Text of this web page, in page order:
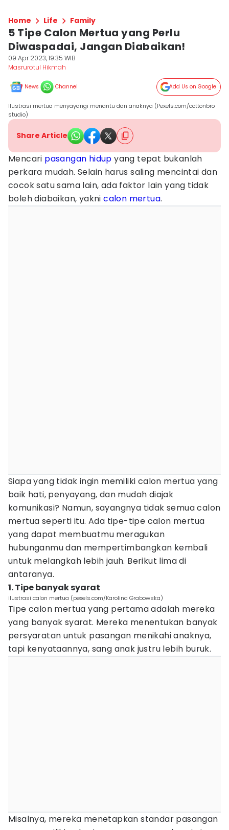
Home Life Family
5 Tipe Calon Mertua yang Perlu
Diwaspadai, Jangan Diabaikan!
09 Apr 2023, 19:35 WIB
Masrurotul Hikmah
News Channel Add Us on Google
Ilustrasi mertua menyayangi menantu dan anaknya (Pexels.com/cottonbro
studio)
Share Article
Mencari pasangan hidup yang tepat bukanlah
perkara mudah. Selain harus saling mencintai dan
cocok satu sama lain, ada faktor lain yang tidak
boleh diabaikan, yaknicalon mertua.
Siapa yang tidak ingin memiliki calon mertua yang
baik hati, penyayang, dan mudah diajak
komunikasi? Namun, sayangnya tidak semua calon
mertua seperti itu. Ada tipe-tipe calon mertua
yang dapat membuatmu meragukan
hubunganmu dan mempertimbangkan kembali
untuk melangkah lebih jauh. Berikut lima di
antaranya.
1. Tipe banyak syarat
ilustrasi calon mertua (pexels.com/Karolina Grabowska)
Tipe calon mertua yang pertama adalah mereka
yang banyak syarat. Mereka menentukan banyak
persyaratan untuk pasangan menikahi anaknya,
tapi kenyataannya, sang anak justru lebih buruk.
Misalnya, mereka menetapkan standar pasangan